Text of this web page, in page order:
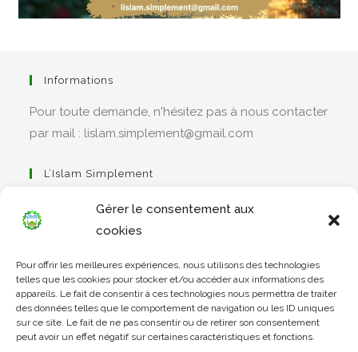
Gérer le consentement aux
cookies
Pour offrir les meilleures expériences, nous utilisons des technologies
telles que les cookies pour stocker et/ou accéder aux informations des
appareils. Le fait de consentir à ces technologies nous permettra de traiter
des données telles que le comportement de navigation ou les ID uniques
sur ce site. Le fait de ne pas consentir ou de retirer son consentement
peut avoir un effet négatif sur certaines caractéristiques et fonctions.
Informations
Pour toute demande, n'hésitez pas à nous contacter
par mail : lislam.simplement@gmail.com
L’Islam Simplement
dans
un
nouvel
onglet
Apprendre Le Coran Simplement